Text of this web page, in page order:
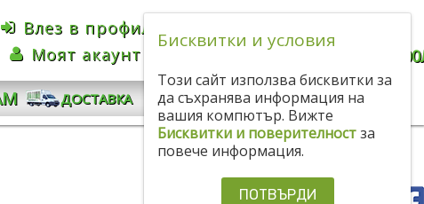
Бисквитки и условия
Този сайт използва бисквитки за
да съхранява информация на
вашия компютър. Вижте
Бисквитки и поверителностза
повече информация.
ПОТВЪРДИ
Влез в профила
Моят акаунт
Bulgarian
КОЛИЧКА
00
ДОСТАВКА КОНТАКТИ